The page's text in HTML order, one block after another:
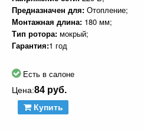
Предназначен для: Отопление;
Монтажная длина: 180 мм;
Тип ротора: мокрый;
Гарантия:1 год
Есть в салоне
Цена:84 руб.
Купить